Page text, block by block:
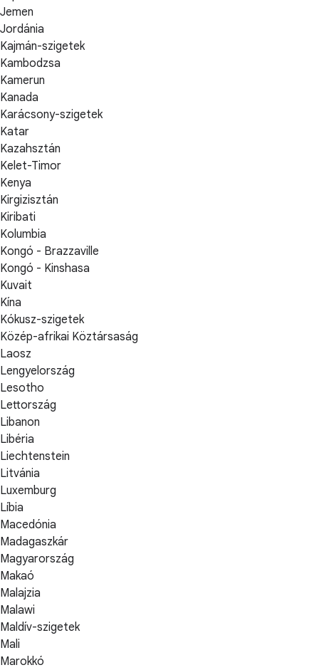
Jemen
Jordánia
Kajmán-szigetek
Kambodzsa
Kamerun
Kanada
Karácsony-szigetek
Katar
Kazahsztán
Kelet-Timor
Kenya
Kirgizisztán
Kiribati
Kolumbia
Kongó - Brazzaville
Kongó - Kinshasa
Kuvait
Kína
Kókusz-szigetek
Közép-afrikai Köztársaság
Laosz
Lengyelország
Lesotho
Lettország
Libanon
Libéria
Liechtenstein
Litvánia
Luxemburg
Líbia
Macedónia
Madagaszkár
Magyarország
Makaó
Malajzia
Malawi
Maldív-szigetek
Mali
Marokkó